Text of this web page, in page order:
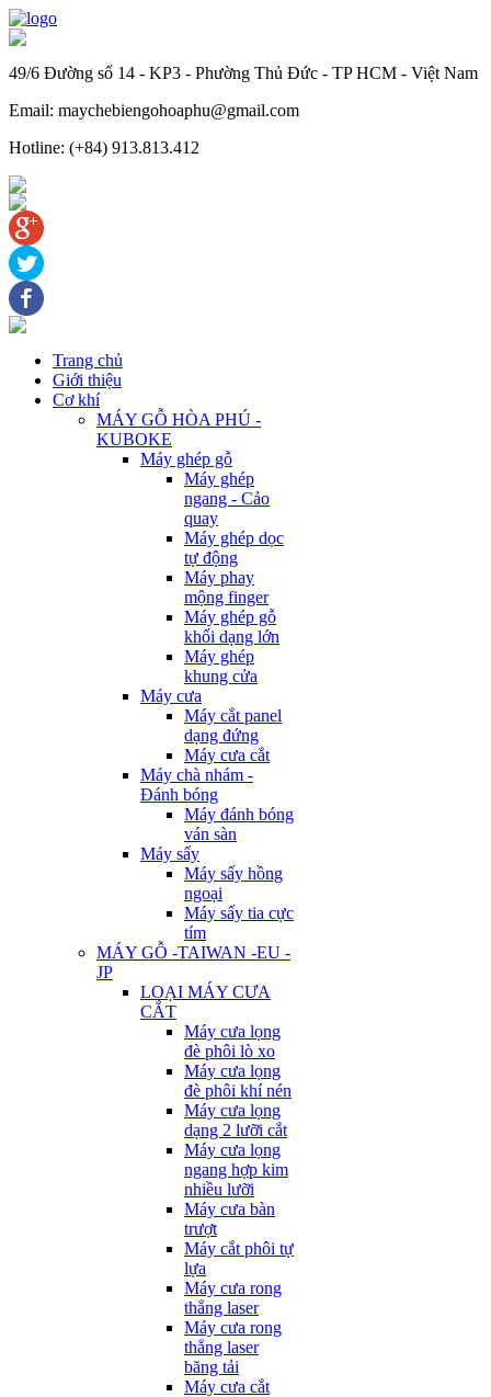
49/6 Đường số 14 - KP3 - Phường Thủ Đức - TP HCM - Việt Nam
Email: maychebiengohoaphu@gmail.com
Hotline: (+84) 913.813.412
Trang chủ
Giới thiệu
Cơ khí
MÁY GỖ HÒA PHÚ -
KUBOKE
Máy ghép gỗ
Máy ghép
ngang - Cảo
quay
Máy ghép dọc
tự động
Máy phay
mộng finger
Máy ghép gỗ
khối dạng lớn
Máy ghép
khung cửa
Máy cưa
Máy cắt panel
dạng đứng
Máy cưa cắt
Máy chà nhám -
Đánh bóng
Máy đánh bóng
ván sàn
Máy sấy
Máy sấy hồng
ngoại
Máy sấy tia cực
tím
MÁY GỖ -TAIWAN -EU -
JP
LOẠI MÁY CƯA
CẮT
Máy cưa lọng
đè phôi lò xo
Máy cưa lọng
đè phôi khí nén
Máy cưa lọng
dạng 2 lưỡi cắt
Máy cưa lọng
ngang hợp kim
nhiều lưỡi
Máy cưa bàn
trượt
Máy cắt phôi tự
lựa
Máy cưa rong
thẳng laser
Máy cưa rong
thẳng laser
băng tải
Máy cưa cắt